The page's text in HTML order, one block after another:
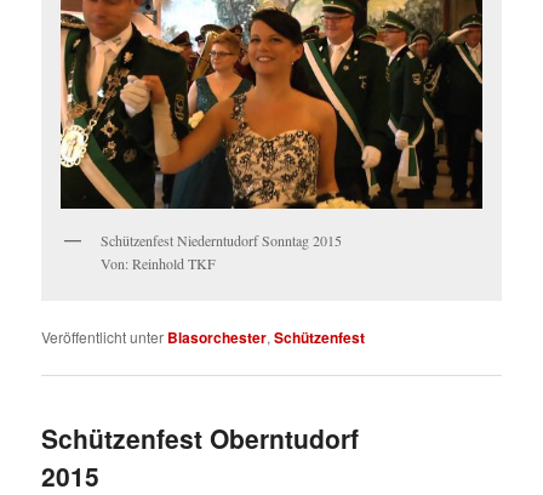
Schützenfest Niederntudorf Sonntag 2015
Von: Reinhold TKF
Veröffentlicht unter Blasorchester,Schützenfest
Schützenfest Oberntudorf
2015